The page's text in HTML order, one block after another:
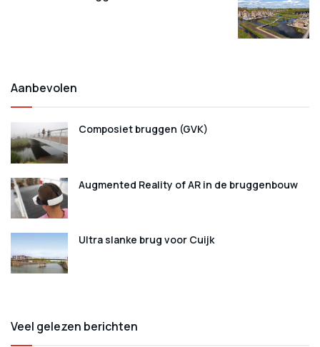
Aanbevolen
Composiet bruggen (GVK)
Augmented Reality of AR in de bruggenbouw
Ultra slanke brug voor Cuijk
Veel gelezen berichten